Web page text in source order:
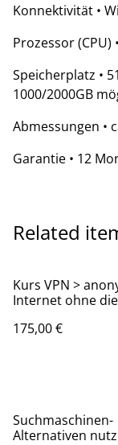
Konnektivität •
Prozessor (CPU)
Speicherplatz •
1000/2000GB
Abmessungen •
Garantie • 12
Related
Kurs VPN >
Internet ohne
175,00 €
Suchmaschinen-
Alternativen